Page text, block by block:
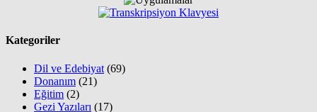
Kategoriler
Dil ve Edebiyat (69)
Donanım (21)
Eğitim (2)
Gezi Yazıları (17)